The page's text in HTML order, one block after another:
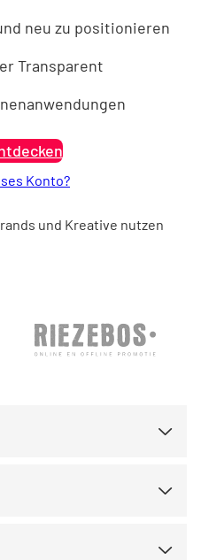
neu zu positionieren
Transparent
Konto?
und Kreative nutzen